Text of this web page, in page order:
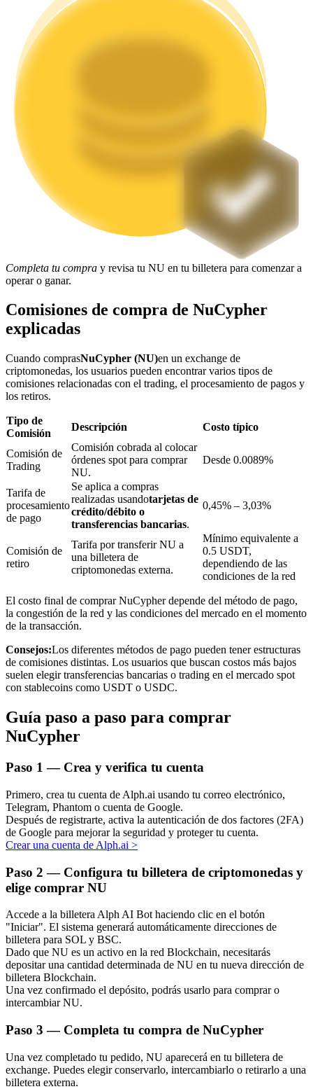
Staking
Launchpool
Participación flexible para ganar tokens populares
Bloqueos BTR
Inversiones exclusivas para titulares de BTR
Servicio de préstamos respaldado por criptomonedas
Obtenga ganancias a largo plazo e intereses flexibles
Aprender Staking
Obtenga más información sobre cómo obtener ingresos pasivos
Bitrue
AI
Bitrue Partners
Completa tu compra y revisa tu NU en tu billetera para comenzar a
operar o ganar.
Comisiones de compra de NuCypher
explicadas
Cuando comprasNuCypher (NU)en un exchange de
criptomonedas, los usuarios pueden encontrar varios tipos de
comisiones relacionadas con el trading, el procesamiento de pagos y
los retiros.
Tipo de
Comisión
Descripción Costo típico
Comisión de
Trading
Comisión cobrada al colocar
órdenes spot para comprar
NU.
Desde 0.0089%
Tarifa de
procesamiento
de pago
Se aplica a compras
realizadas usandotarjetas de
crédito/débito o
transferencias bancarias.
0,45% – 3,03%
Comisión de
retiro
Tarifa por transferir NU a
una billetera de
criptomonedas externa.
Mínimo equivalente a
0.5 USDT,
dependiendo de las
condiciones de la red
El costo final de comprar NuCypher depende del método de pago,
la congestión de la red y las condiciones del mercado en el momento
de la transacción.
Consejos:Los diferentes métodos de pago pueden tener estructuras
de comisiones distintas. Los usuarios que buscan costos más bajos
suelen elegir transferencias bancarias o trading en el mercado spot
con stablecoins como USDT o USDC.
Guía paso a paso para comprar
NuCypher
Paso 1 — Crea y verifica tu cuenta
Primero, crea tu cuenta de Alph.ai usando tu correo electrónico,
Telegram, Phantom o cuenta de Google.
Después de registrarte, activa la autenticación de dos factores (2FA)
de Google para mejorar la seguridad y proteger tu cuenta.
Crear una cuenta de Alph.ai >
Paso 2 — Configura tu billetera de criptomonedas y
elige comprar NU
Accede a la billetera Alph AI Bot haciendo clic en el botón
"Iniciar". El sistema generará automáticamente direcciones de
billetera para SOL y BSC.
Dado que NU es un activo en la red Blockchain, necesitarás
depositar una cantidad determinada de NU en tu nueva dirección de
billetera Blockchain.
Una vez confirmado el depósito, podrás usarlo para comprar o
intercambiar NU.
Paso 3 — Completa tu compra de NuCypher
Una vez completado tu pedido, NU aparecerá en tu billetera de
exchange. Puedes elegir conservarlo, intercambiarlo o retirarlo a una
billetera externa.